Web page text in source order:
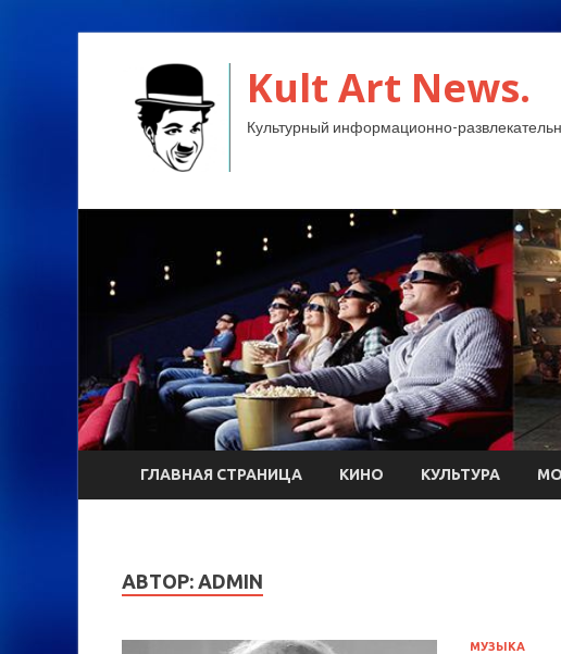
Kult Art News.
Культурный информационно-
ГЛАВНАЯ СТРАНИЦА КИНО КУЛЬТУРА
АВТОР: ADMIN
МУЗЫКА